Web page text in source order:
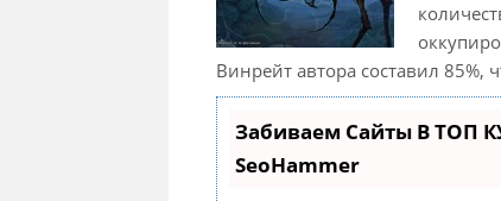
Винрейт автора составил 85%,
Забиваем Сайты В ТОП
SeoHammer